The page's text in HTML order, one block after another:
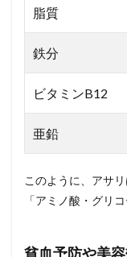
脂質
鉄分
ビタミンB12
亜鉛
このように、アサ
「アミノ酸・グリ
貧血予防や美